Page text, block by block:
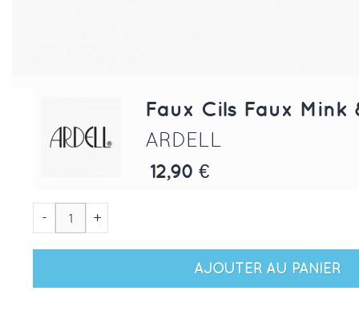
Faux Cils Faux Mink
ARDELL
12,90 €
- +
AJOUTER AU PANIER